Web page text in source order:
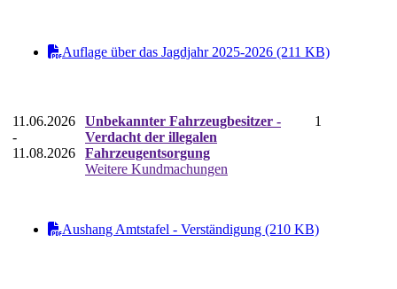
Auflage über das Jagdjahr 2025-2026 (211 KB)
11.06.2026
-
11.08.2026
Unbekannter Fahrzeugbesitzer -
Verdacht der illegalen
Fahrzeugentsorgung
Weitere Kundmachungen
1
Aushang Amtstafel - Verständigung (210 KB)